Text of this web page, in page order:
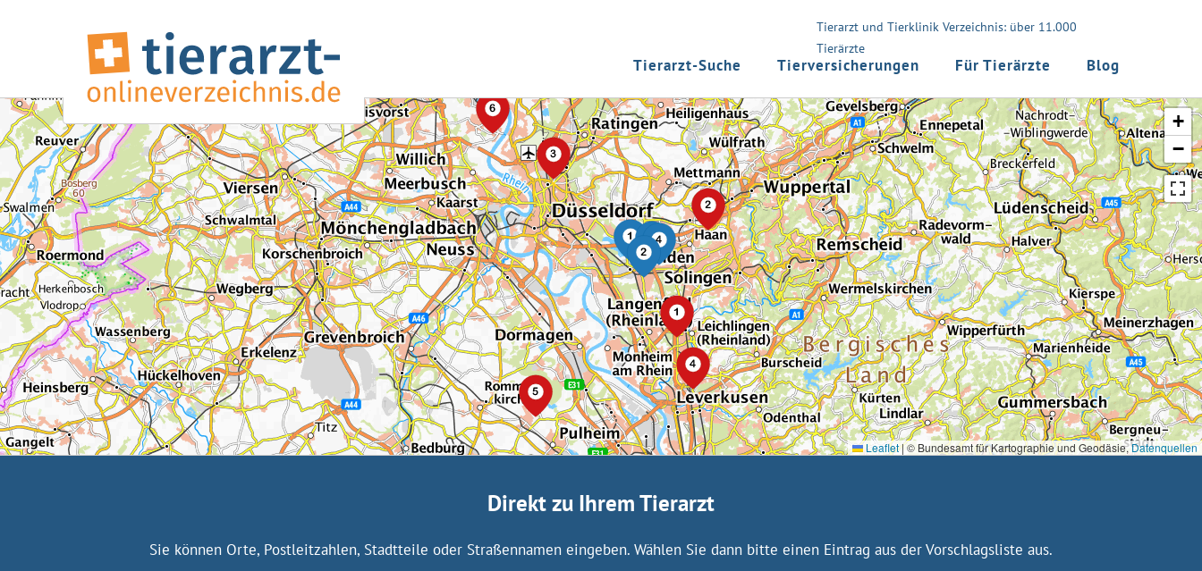
Tierarzt und Tierklinik Verzeichnis: über 11.000
Tierärzte
Tierarzt-Suche Tierversicherungen Für Tierärzte Blog
+
−
Leaflet|© Bundesamt für Kartographie und Geodäsie,Datenquellen
Direkt zu Ihrem Tierarzt
Sie können Orte, Postleitzahlen, Stadtteile oder Straßennamen eingeben. Wählen Sie dann bitte einen Eintrag aus der Vorschlagsliste aus.